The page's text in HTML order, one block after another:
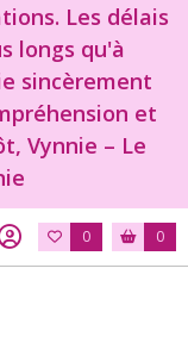
Les délais
longs qu'à
sincèrement
et
Vynnie – Le
0 0